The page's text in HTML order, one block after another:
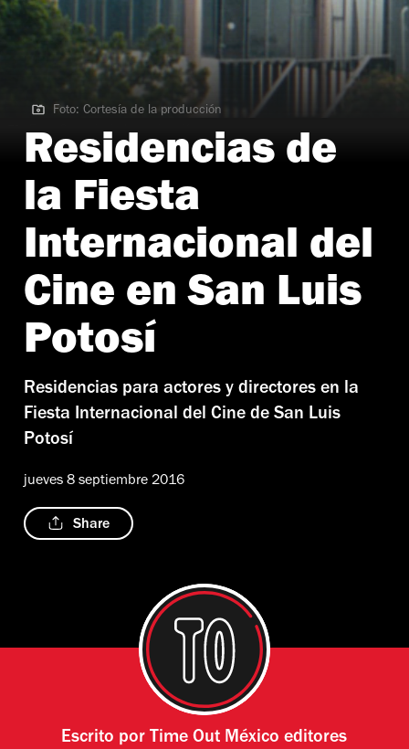
Foto: Cortesía de la producción
Foto: Cortesía de la producción
Residencias de
la Fiesta
Internacional del
Cine en San Luis
Potosí
Residencias para actores y directores en la
Fiesta Internacional del Cine de San Luis
Potosí
jueves 8 septiembre 2016
Share
Escrito por Time Out México editores